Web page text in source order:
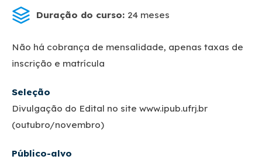
Duração do curso: 24 meses
Não há cobrança de mensalidade, apenas taxas de
inscrição e matrícula
Seleção
Divulgação do Edital no site www.ipub.ufrj.br
(outubro/novembro)
Público-alvo